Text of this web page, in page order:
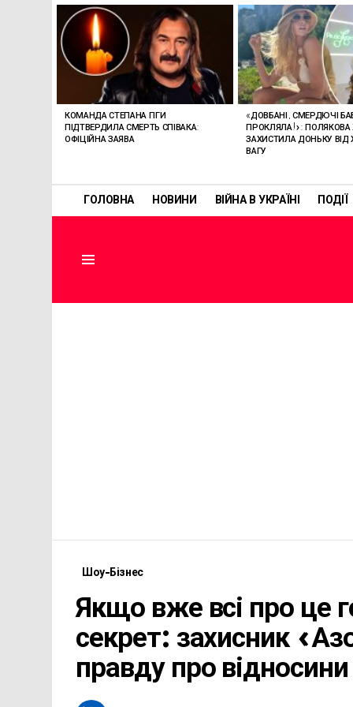
ГОЛОВНА НОВИНИ ВІЙНА В УКРАЇНІ ПОДІЇ
ОСТАННІ
СТАТТІ
КОМАНДА СТЕПАНА ГІГИ
ПІДТВЕРДИЛА СМЕРТЬ СПІВАКА:
ОФІЦІЙНА ЗАЯВА
«ДОВБАНІ, СМЕРДЮЧІ
ПРОКЛЯЛА!»:
ЗАХИСТИЛА ДОНЬКУ ВІД
ВАГУ
Шоу-Бізнес
Якщо вже всі про це
секрет: захисник
правду про